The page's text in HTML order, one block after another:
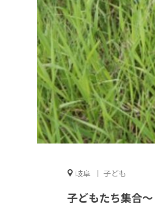
岐阜 子ども
子どもたち集合